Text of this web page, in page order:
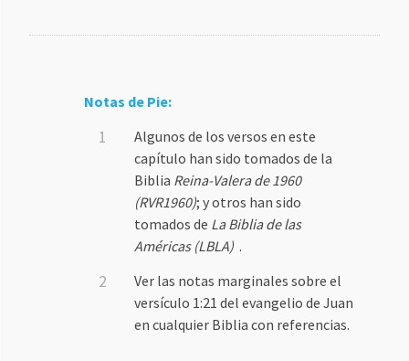
Notas de Pie:
Algunos de los versos en este
capítulo han sido tomados de la
Biblia Reina-Valera de 1960
(RVR1960); y otros han sido
tomados de La Biblia de las
Américas (LBLA) .
Ver las notas marginales sobre el
versículo 1:21 del evangelio de Juan
en cualquier Biblia con referencias.